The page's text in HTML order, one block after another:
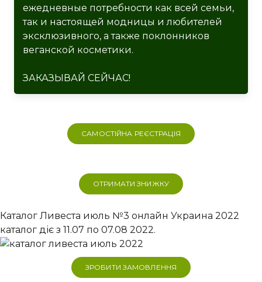
ежедневные потребности как всей семьи,
так и настоящей модницы и любителей
эксклюзивного, а также поклонников
веганской косметики.
ЗАКАЗЫВАЙ СЕЙЧАС!
САМОСТІЙНА РЕЄСТРАЦІЯ
ОТРИМАТИ ЗНИЖКУ
Каталог Ливеста июль №3 онлайн Украина 2022
каталог діє з 11.07 по 07.08 2022.
ЗРОБИТИ ЗАМОВЛЕННЯ